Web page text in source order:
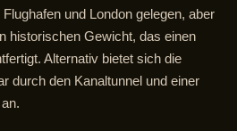
und London gelegen, aber
historischen Gewicht, das einen
Alternativ bietet sich die
durch den Kanaltunnel und einer